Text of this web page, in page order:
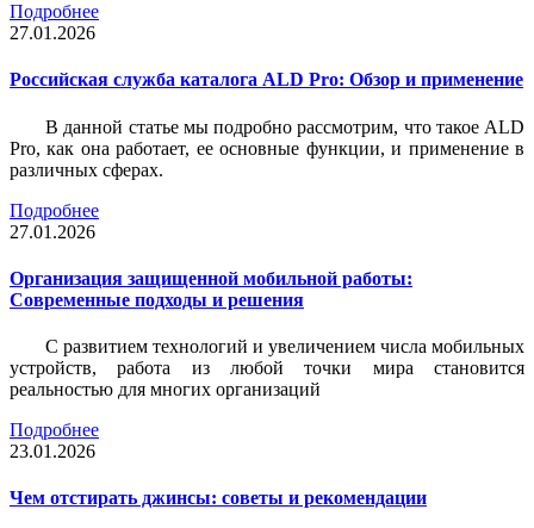
Подробнее
27.01.2026
Российская служба каталога ALD Pro: Обзор и применение
В данной статье мы подробно рассмотрим, что такое ALD
Pro, как она работает, ее основные функции, и применение в
различных сферах.
Подробнее
27.01.2026
Организация защищенной мобильной работы:
Современные подходы и решения
С развитием технологий и увеличением числа мобильных
устройств, работа из любой точки мира становится
реальностью для многих организаций
Подробнее
23.01.2026
Чем отстирать джинсы: советы и рекомендации